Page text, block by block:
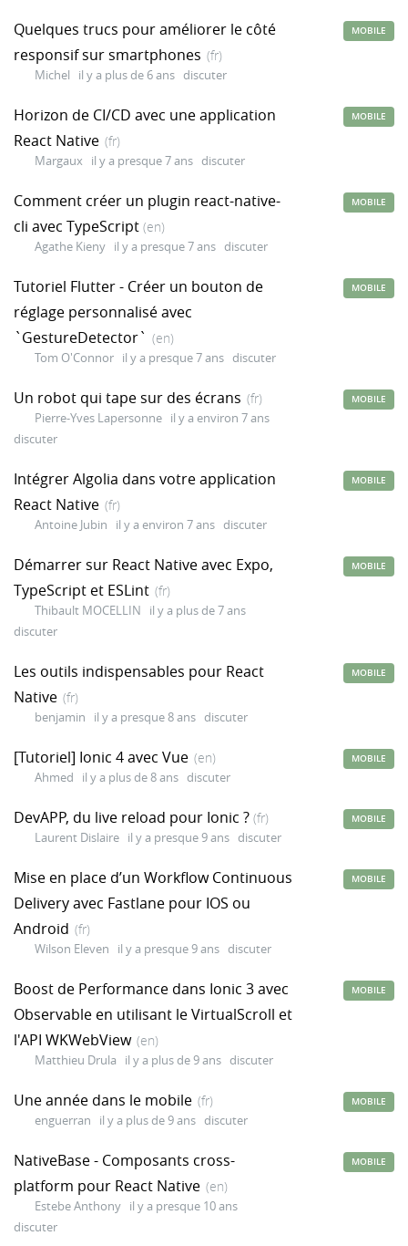
Quelques trucs pour améliorer le côté
responsif sur smartphones (fr)
Michel il y a plus de 6 ans discuter
MOBILE
Horizon de CI/CD avec une application
React Native (fr)
Margaux il y a presque 7 ans discuter
MOBILE
Comment créer un plugin react-native-
cli avec TypeScript (en)
Agathe Kieny il y a presque 7 ans discuter
MOBILE
Tutoriel Flutter - Créer un bouton de
réglage personnalisé avec
`GestureDetector` (en)
Tom O'Connor il y a presque 7 ans discuter
MOBILE
Un robot qui tape sur des écrans (fr)
Pierre-Yves Lapersonne il y a environ 7 ans
discuter
MOBILE
Intégrer Algolia dans votre application
React Native (fr)
Antoine Jubin il y a environ 7 ans discuter
MOBILE
Démarrer sur React Native avec Expo,
TypeScript et ESLint (fr)
Thibault MOCELLIN
il y a plus de 7 ans
discuter
MOBILE
Les outils indispensables pour React
Native (fr)
benjamin il y a presque 8 ans discuter
MOBILE
[Tutoriel] Ionic 4 avec Vue (en)
Ahmed il y a plus de 8 ans discuter
MOBILE
DevAPP, du live reload pour Ionic ? (fr)
Laurent Dislaire il y a presque 9 ans discuter
MOBILE
Mise en place d’un Workflow Continuous
Delivery avec Fastlane pour IOS ou
Android (fr)
Wilson Eleven il y a presque 9 ans discuter
MOBILE
Boost de Performance dans Ionic 3 avec
Observable en utilisant le VirtualScroll et
l'API WKWebView (en)
Matthieu Drula il y a plus de 9 ans discuter
MOBILE
Une année dans le mobile (fr)
enguerran il y a plus de 9 ans discuter
MOBILE
NativeBase - Composants cross-
platform pour React Native (en)
Estebe Anthony il y a presque 10 ans
discuter
MOBILE